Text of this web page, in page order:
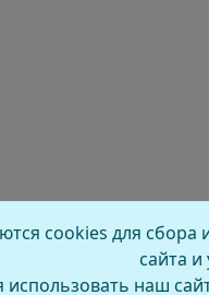
cookies для
сайта и
наш